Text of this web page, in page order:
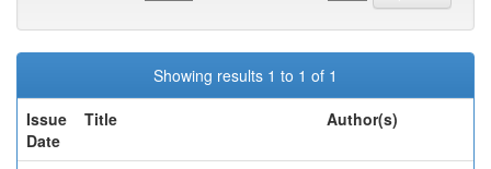
Showing results 1 to 1 of 1
Issue
Date
Title Author(s)